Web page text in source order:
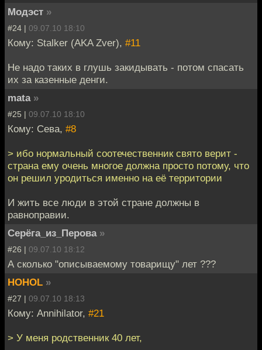
Модэст »
#24 | 09.07.10 18:10
Кому: Stalker (AKA Zver), #11
Не надо таких в глушь закидывать - потом спасать
их за казенные денги.
mata »
#25 | 09.07.10 18:10
Кому: Сева, #8
> ибо нормальный соотечественник свято верит -
страна ему очень многое должна просто потому, что
он решил уродиться именно на её территории
И жить все люди в этой стране должны в
равноправии.
Серёга_из_Перова »
#26 | 09.07.10 18:12
А сколько "описываемому товарищу" лет ???
HOHOL »
#27 | 09.07.10 18:13
Кому: Annihilator, #21
> У меня родственник 40 лет,